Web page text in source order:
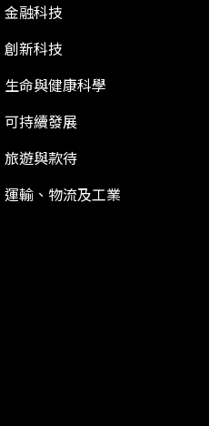
金融科技
創新科技
生命與健康科學
可持續發展
旅遊與款待
運輸、物流及工業